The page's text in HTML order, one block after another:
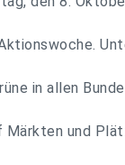
in allen
Märkten und